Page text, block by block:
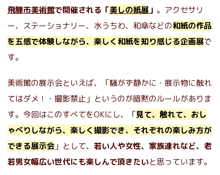
飛騨市美術館で開催される「美しの紙展 」 。アクセサリ
ー、ステーショナリー、水うちわ、和傘などの和紙の作品
を五感で体験しながら、楽しく和紙を知り感じる企画展で
す。
美術館の展示会といえば、「騒がず静かに・展示物に触れ
てはダメ！・撮影禁止」というのが暗黙のルールがありま
す。今回はこのすべてをOKにし、「見て、触れて、おし
ゃべりしながら、楽しく撮影でき、それぞれの楽しみ方が
できる展示会 」として、 若い人や女性、家族連れなど、老
若男女幅広い世代にも楽しんで頂きたいと思っています。